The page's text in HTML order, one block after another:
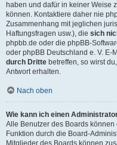
haben und dafür in keiner Weise
können. Kontaktiere daher nie
Zusammenhang mit jeglichen
Haftungsfragen usw.), die sich
phpbb.de oder die phpBB-
oder phpBB Deutschland e. V. E-
durch Dritte betreffen, so wirst
Antwort erhalten.
Nach oben
Wie kann ich einen
Alle Benutzer des Boards
Funktion durch die Board-
Mitglieder des Boards können